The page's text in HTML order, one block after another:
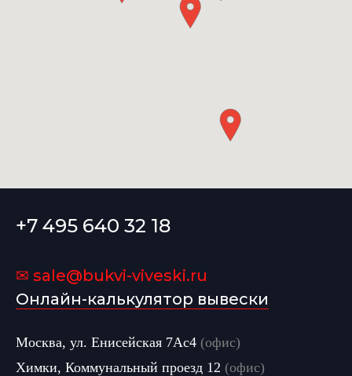
+7 495 640 32 18
✉ sale@bukvi-viveski.ru
Онлайн-калькулятор вывески
Москва, ул. Енисейская 7Ас4 (офис)
Химки, Коммунальный проезд 12 (офис)